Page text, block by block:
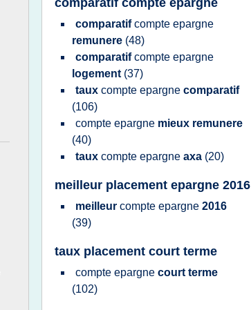
comparatif compte epargne
comparatifcompte epargne
remunere (48)
comparatifcompte epargne
logement (37)
taux compte epargne comparatif
(106)
compte epargne mieux remunere
(40)
taux compte epargne axa (20)
meilleur placement epargne 2016
meilleur compte epargne 2016
(39)
taux placement court terme
compte epargne court terme
(102)